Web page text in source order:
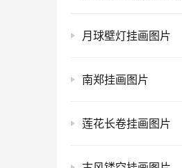
月球壁灯挂画图片
南郑挂画图片
莲花长卷挂画图片